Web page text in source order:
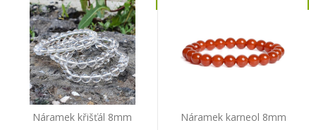
Náramek křišťál 8mm Náramek karneol 8mm